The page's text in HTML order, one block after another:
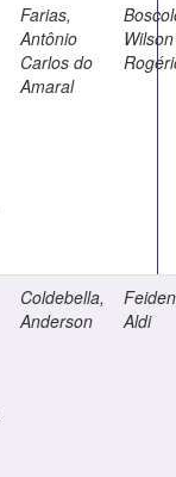
Farias,
Antônio
Carlos do
Amaral
Wilson
Coldebella,
Anderson
Aldi